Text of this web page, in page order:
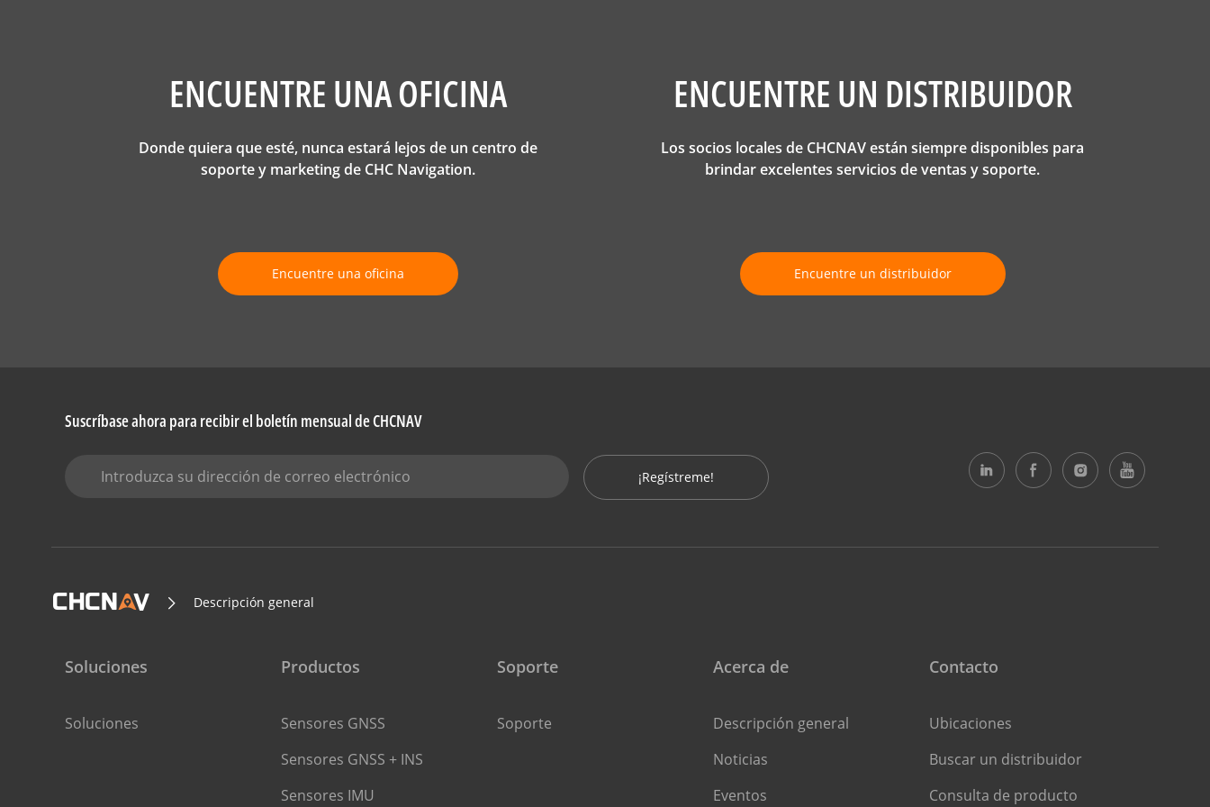
ENCUENTRE UNA OFICINA
Donde quiera que esté, nunca estará lejos de un centro de
soporte y marketing de CHC Navigation.
Encuentre una oficina
ENCUENTRE UN DISTRIBUIDOR
Los socios locales de CHCNAV están siempre disponibles para
brindar excelentes servicios de ventas y soporte.
Encuentre un distribuidor
Suscríbase ahora para recibir el boletín mensual de CHCNAV
¡Regístreme!
Descripción general
Soluciones
Soluciones
Productos
Sensores GNSS
Sensores GNSS + INS
Sensores IMU
Soporte
Soporte
Acerca de
Descripción general
Noticias
Eventos
Contacto
Ubicaciones
Buscar un distribuidor
Consulta de producto